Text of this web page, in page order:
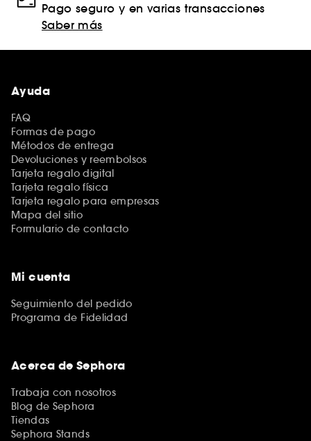
Pago seguro y en varias transacciones
Saber más
Ayuda
FAQ
Formas de pago
Métodos de entrega
Devoluciones y reembolsos
Tarjeta regalo digital
Tarjeta regalo física
Tarjeta regalo para empresas
Mapa del sitio
Formulario de contacto
Mi cuenta
Seguimiento del pedido
Programa de Fidelidad
Acerca de Sephora
Trabaja con nosotros
Blog de Sephora
Tiendas
Sephora Stands